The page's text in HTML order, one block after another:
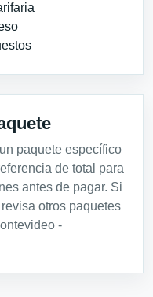
paquete específico
de total para
antes de pagar. Si
otros paquetes
-